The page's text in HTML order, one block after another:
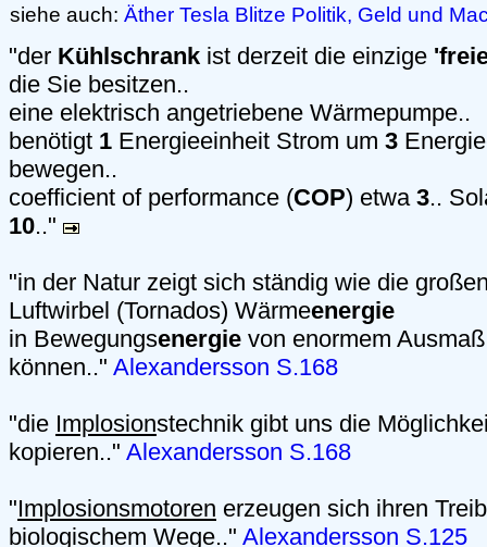
siehe auch: Äther Tesla Blitze Politik, Geld und
"der Kühlschrank ist derzeit die einzige
die Sie besitzen..
eine elektrisch angetriebene Wärmepumpe..
benötigt 1 Energieeinheit Strom um 3
bewegen..
coefficient of performance (COP) etwa 3..
10.."
"in der Natur zeigt sich ständig wie die
Luftwirbel (Tornados) Wärmeenergie
in Bewegungsenergie von enormem
können.." Alexandersson S.168
"die Implosionstechnik gibt uns die
kopieren.." Alexandersson S.168
"Implosionsmotoren erzeugen sich ihren
biologischem Wege.." Alexandersson S.125